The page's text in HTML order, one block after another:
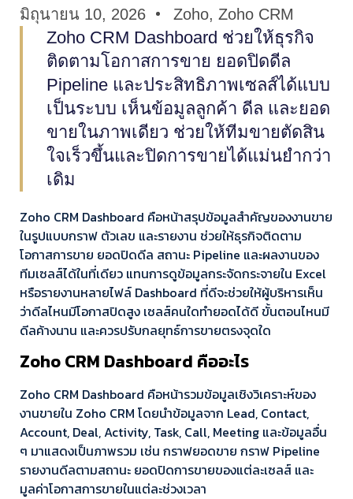
มิถุนายน 10, 2026 Zoho, Zoho CRM
Zoho CRM Dashboard ช่วยให้ธุรกิจ
ติดตามโอกาสการขาย ยอดปิดดีล
Pipeline และประสิทธิภาพเซลส์ได้แบบ
เป็นระบบ เห็นข้อมูลลูกค้า ดีล และยอด
ขายในภาพเดียว ช่วยให้ทีมขายตัดสิน
ใจเร็วขึ้นและปิดการขายได้แม่นยำกว่า
เดิม
Zoho CRM Dashboard คือหน้าสรุปข้อมูลสำคัญของงานขาย
ในรูปแบบกราฟ ตัวเลข และรายงาน ช่วยให้ธุรกิจติดตาม
โอกาสการขาย ยอดปิดดีล สถานะ Pipeline และผลงานของ
ทีมเซลส์ได้ในที่เดียว แทนการดูข้อมูลกระจัดกระจายใน Excel
หรือรายงานหลายไฟล์ Dashboard ที่ดีจะช่วยให้ผู้บริหารเห็น
ว่าดีลไหนมีโอกาสปิดสูง เซลส์คนใดทำยอดได้ดี ขั้นตอนไหนมี
ดีลค้างนาน และควรปรับกลยุทธ์การขายตรงจุดใด
Zoho CRM Dashboard คืออะไร
Zoho CRM Dashboard คือหน้ารวมข้อมูลเชิงวิเคราะห์ของ
งานขายใน Zoho CRM โดยนำข้อมูลจาก Lead, Contact,
Account, Deal, Activity, Task, Call, Meeting และข้อมูลอื่น
ๆ มาแสดงเป็นภาพรวม เช่น กราฟยอดขาย กราฟ Pipeline
รายงานดีลตามสถานะ ยอดปิดการขายของแต่ละเซลส์ และ
มูลค่าโอกาสการขายในแต่ละช่วงเวลา